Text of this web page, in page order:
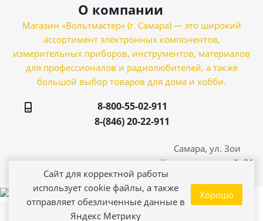
О компании
Магазин «Вольтмастер» (г. Самара) — это широкий
ассортимент электронных компонентов,
измерительных приборов, инструментов, материалов
для профессионалов и радиолюбителей, а также
большой выбор товаров для дома и хобби.
8-800-55-02-911
8-(846) 20-22-911
Самара, ул. Зои
Космодемьянской, 21
Сайт для корректной работы
использует cookie файлы, а также
отправляет обезличенные данные в
Яндекс Метрику
Хорошо